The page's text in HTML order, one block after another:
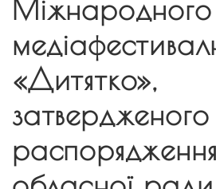
Міжнародного
«Дитятко»,
затвердженого